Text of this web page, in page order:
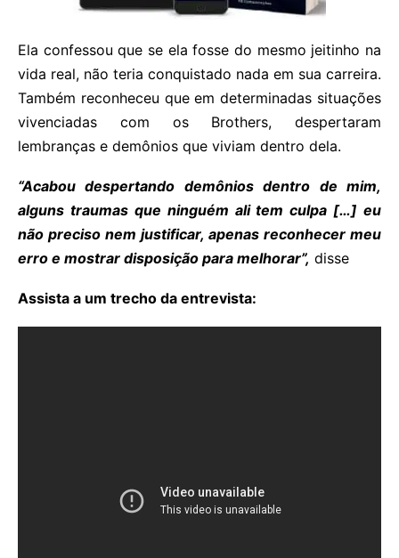
Ela confessou que se ela fosse do mesmo jeitinho na
vida real, não teria conquistado nada em sua carreira.
Também reconheceu que em determinadas situações
vivenciadas com os Brothers, despertaram
lembranças e demônios que viviam dentro dela.
“Acabou despertando demônios dentro de mim,
alguns traumas que ninguém ali tem culpa […] eu
não preciso nem justificar, apenas reconhecer meu
erro e mostrar disposição para melhorar”, disse
Assista a um trecho da entrevista: